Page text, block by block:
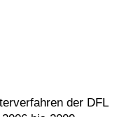
der DFL